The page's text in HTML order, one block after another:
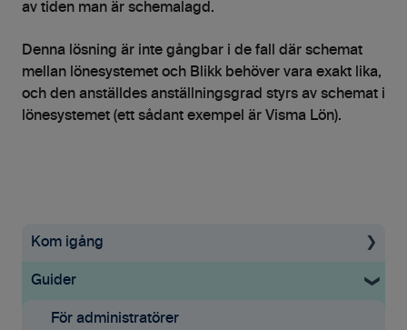
av tiden man är schemalagd.
Denna lösning är inte gångbar i de fall där schemat
mellan lönesystemet och Blikk behöver vara exakt lika,
och den anställdes anställningsgrad styrs av schemat i
lönesystemet (ett sådant exempel är Visma Lön).
Kom igång
Uppstartsguide
Grundinställningar
Guider
För administratörer